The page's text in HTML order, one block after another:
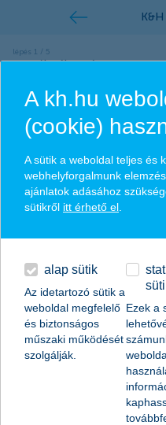
termék választása
Széchenyi Kártya
új KKV hitel
folyamatban lévő/
új KKV lízing
A kh.hu
(cookie)
A sütik a weboldal teljes és
webhelyforgalmunk
ajánlatok adásához
sütikről itt érhető el
alap sütik
Az idetartozó sütik a
weboldal megfelelő
és biztonságos
műszaki működését
szolgálják.
Ezek a